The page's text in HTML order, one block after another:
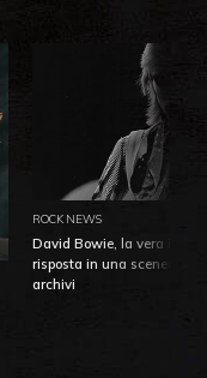
ROCK NEWS
David Bowie, la vera
risposta in una
archivi